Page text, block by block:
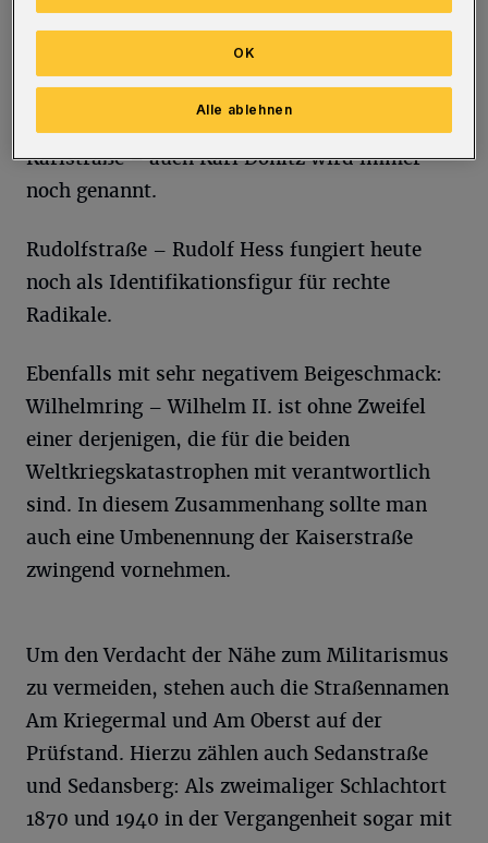
Juliusstraße – Julius Streicher, der ewige
Karlstraße – auch Karl Dönitz wird immer
noch genannt.
Rudolfstraße – Rudolf Hess fungiert heute
noch als Identifikationsfigur für rechte
Radikale.
Ebenfalls mit sehr negativem Beigeschmack:
Wilhelmring – Wilhelm II. ist ohne Zweifel
einer derjenigen, die für die beiden
Weltkriegskatastrophen mit verantwortlich
sind. In diesem Zusammenhang sollte man
auch eine Umbenennung der Kaiserstraße
zwingend vornehmen.
Um den Verdacht der Nähe zum Militarismus
zu vermeiden, stehen auch die Straßennamen
Am Kriegermal und Am Oberst auf der
Prüfstand. Hierzu zählen auch Sedanstraße
und Sedansberg: Als zweimaliger Schlachtort
1870 und 1940 in der Vergangenheit sogar mit
Alle ablehnen
OK